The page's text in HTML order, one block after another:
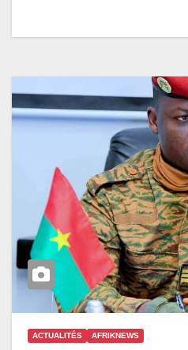
ACTUALITÉS AFRIKNEWS